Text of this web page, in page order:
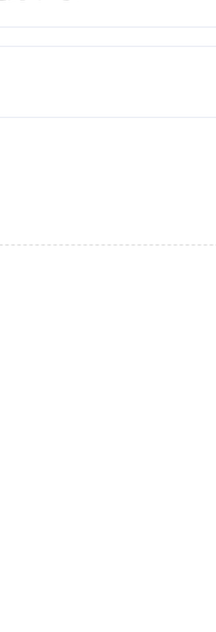
程优化与效率提升，预计
程设计主导校园二手平台
验，擅长从零到一搭建XXX
团队季度保留率提升至
级、跨部门协作流程重构
问题处理周期缩短XXX%
，能熟练分析客服各项指